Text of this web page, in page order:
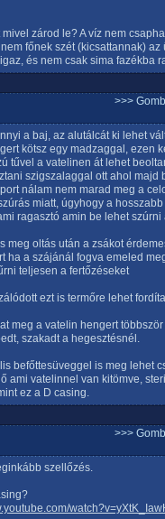
zárod le? A víz nem
főnek szét (kicsattannak) az
és nem csak sima fazékba
>>>
a baj, az alutálcát ki lehet
kötsz egy madzaggal, ezen
tűvel a vatelinen át lehet
szigszalaggal ott ahol majd
nálam nem marad meg a
miatt, úgyhogy a
ragasztó amin be lehet
meg oltás után a zsákot
ha a szájánál fogva emeled
teljesen a fertőzéseket
ezt is termőre lehet
meg a vatelin hengert
szakadt a hegesztésnél.
befőttesüveggel is meg lehet
ami vatelinnel van kitömve,
ez a D casing.
>>>
szellőzés.